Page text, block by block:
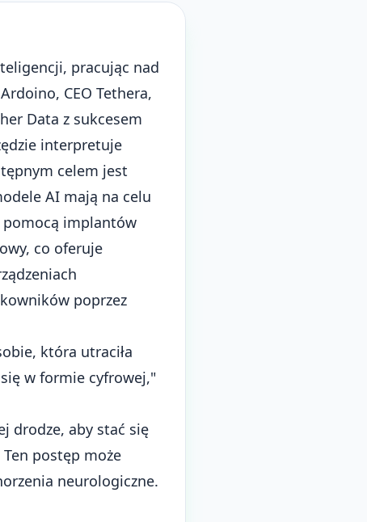
pracując nad
CEO Tethera,
Data z sukcesem
interpretuje
celem jest
AI mają na celu
pomocą implantów
co oferuje
poprzez
która utraciła
w formie cyfrowej,"
drodze, aby stać się
postęp może
neurologiczne.